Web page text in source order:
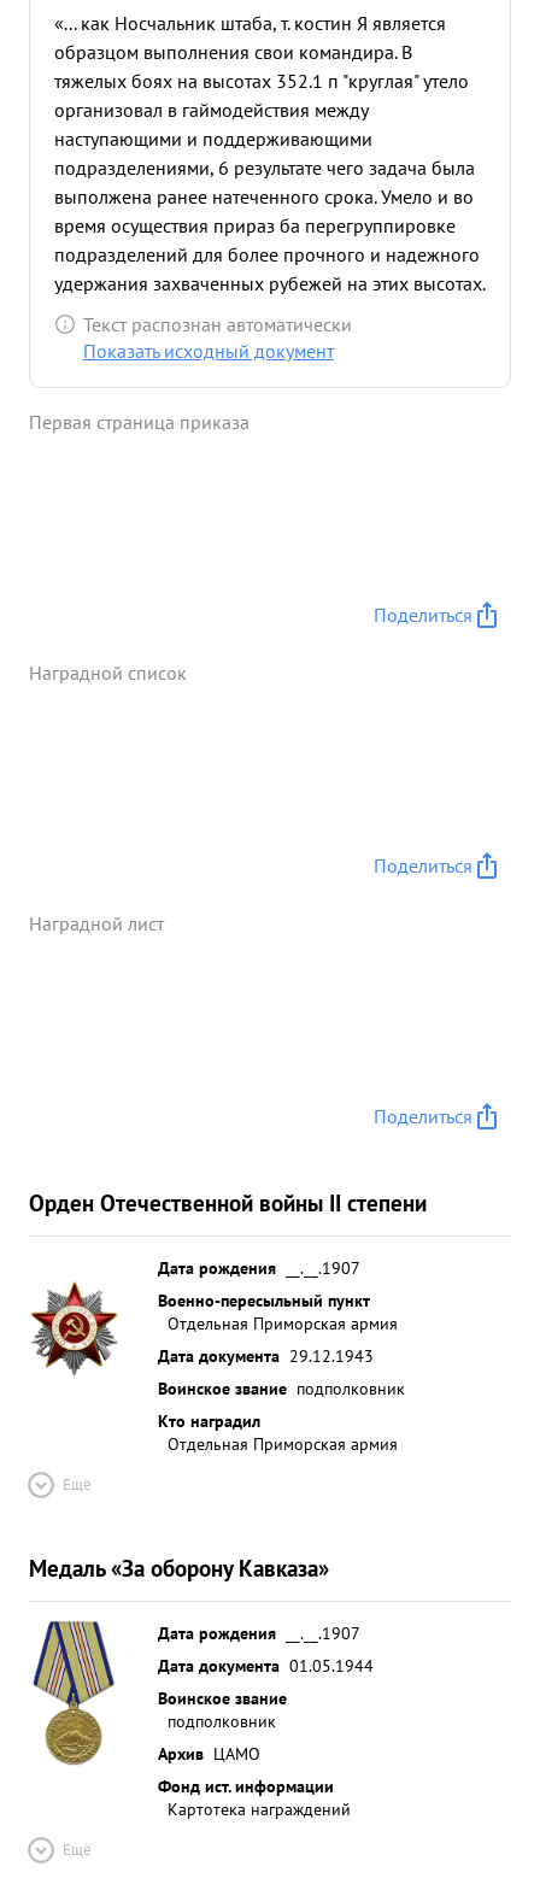
«... как Носчальник штаба, т. костин Я является
образцом выполнения свои командира. В
тяжелых боях на высотах 352.1 п "круглая" утело
организовал в гаймодействия между
наступающими и поддерживающими
подразделениями, 6 результате чего задача была
выполжена ранее натеченного срока. Умело и во
время осуществия прираз ба перегруппировке
подразделений для более прочного и надежного
удержания захваченных рубежей на этих высотах.
Вовремя отсутствия командира лично руководил
действиями под разделений по удержанию
Текст распознан автоматически
Показать исходный документ
Первая страница приказа
Поделиться
Наградной список
Поделиться
Наградной лист
Поделиться
Орден Отечественной войны II степени
Дата рождения
__.__.1907
Военно-пересыльный пункт
Отдельная Приморская армия
Дата документа 29.12.1943
Воинское звание подполковник
Кто наградил
Отдельная Приморская армия
Ещё
Медаль «За оборону Кавказа»
Дата рождения
__.__.1907
Дата документа 01.05.1944
Воинское звание
подполковник
Архив ЦАМО
Фонд ист. информации
Картотека награждений
Ещё